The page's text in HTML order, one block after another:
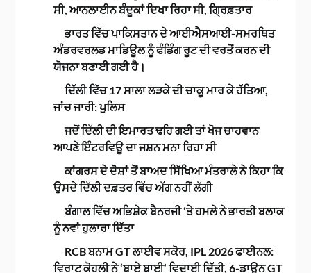
ਸੀ, ਆਨਲਾਈਨ ਬੰਦੂਕਾਂ ਦਿਖਾ ਰਿਹਾ ਸੀ, ਗ੍ਰਿਫ਼ਤਾਰ
ਭਾਰਤ ਵਿੱਚ ਪਾਕਿਸਤਾਨ ਦੇ ਆਈਐਸਆਈ-ਸਮਰਥਿਤ
ਅੰਡਰਵਰਲਡ ਮਾਡਿਊਲ ਨੂੰ ਫੰਡਿੰਗ ਰੂਟ ਦੀ ਵਰਤੋਂ ਕਰਨ ਦੀ
ਯੋਜਨਾ ਬਣਾਈ ਗਈ ਹੈ।
ਦਿੱਲੀ ਵਿੱਚ 17 ਸਾਲਾ ਲੜਕੇ ਦੀ ਚਾਕੂ ਮਾਰ ਕੇ ਹੱਤਿਆ,
ਜਾਂਚ ਜਾਰੀ: ਪੁਲਿਸ
ਜਦੋਂ ਦਿੱਲੀ ਦੀ ਇਮਾਰਤ ਢਹਿ ਗਈ ਤਾਂ ਖੋਜ ਚਾਹਵਾਨ
ਆਪਣੇ ਇੰਟਰਵਿਊ ਦਾ ਜਸ਼ਨ ਮਨਾ ਰਿਹਾ ਸੀ
ਕਾਂਗਰਸ ਦੇ ਦੋਸ਼ਾਂ ਤੋਂ ਬਾਅਦ ਸਿੱਖਿਆ ਮੰਤਰਾਲੇ ਨੇ ਕਿਹਾ ਕਿ
ਉਸਦੇ ਦਿੱਲੀ ਦਫ਼ਤਰ ਵਿੱਚ ਅੱਗ ਨਹੀਂ ਲੱਗੀ
ਬੰਗਾਲ ਵਿੱਚ ਅਭਿਸ਼ੇਕ ਬੈਨਰਜੀ ‘ਤੇ ਹਮਲੇ ਨੇ ਭਾਰਤੀ ਬਲਾਕ
ਨੂੰ ਨਵਾਂ ਹੁਲਾਰਾ ਦਿੱਤਾ
RCB ਬਨਾਮ GT ਲਾਈਵ ਸਕੋਰ, IPL 2026 ਫਾਈਨਲ:
ਵਿਰਾਟ ਕੋਹਲੀ ਨੇ ‘ਬਾਏ ਬਾਈ’ ਵਿਦਾਈ ਦਿੱਤੀ, 6-ਡਾਊਨ GT